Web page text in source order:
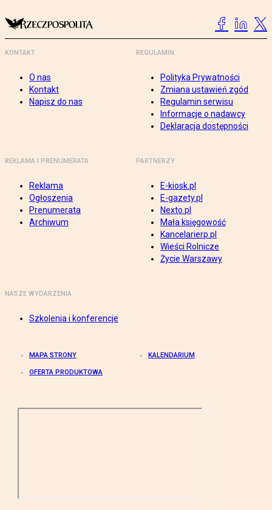
KONTAKT
O nas
Kontakt
Napisz do nas
REGULAMIN
Polityka Prywatności
Zmiana ustawień zgód
Regulamin serwisu
Informacje o nadawcy
Deklaracja dostępności
REKLAMA I PRENUMERATA
Reklama
Ogłoszenia
Prenumerata
Archiwum
PARTNERZY
E-kiosk.pl
E-gazety.pl
Nexto.pl
Mała księgowość
Kancelarierp.pl
Wieści Rolnicze
Życie Warszawy
NASZE WYDARZENIA
Szkolenia i konferencje
MAPA STRONY KALENDARIUM
OFERTA PRODUKTOWA